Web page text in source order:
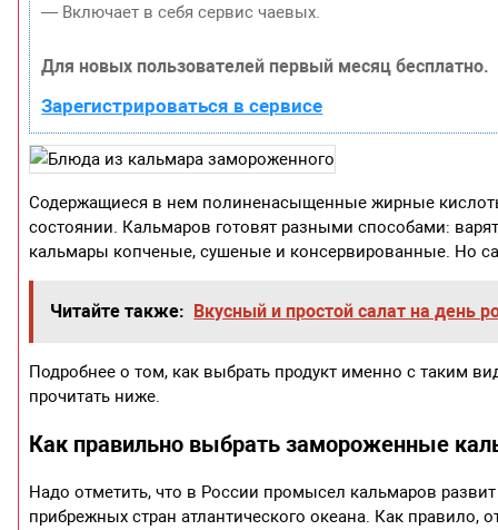
— Включает в себя сервис чаевых.
Для новых пользователей первый месяц бесплатно.
Зарегистрироваться в сервисе
Содержащиеся в нем полиненасыщенные жирные
состоянии. Кальмаров готовят разными способами:
кальмары копченые, сушеные и консервированные. Но
Читайте также: Вкусный и простой салат на день
Подробнее о том, как выбрать продукт именно с таким
прочитать ниже.
Как правильно выбрать замороженные
Надо отметить, что в России промысел кальмаров
прибрежных стран атлантического океана. Как правило,